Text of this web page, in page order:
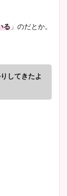
る 」のだとか。
してきたよ